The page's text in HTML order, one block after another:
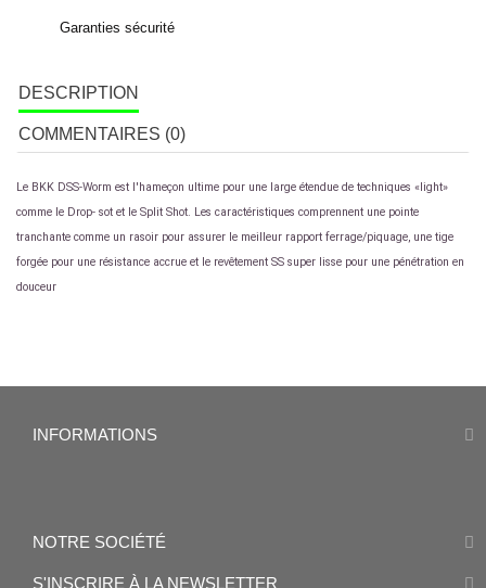
Garanties sécurité
DESCRIPTION
COMMENTAIRES (0)
Le BKK DSS-Worm est l'hameçon ultime pour une large étendue de techniques «light»
comme le Drop- sot et le Split Shot. Les caractéristiques comprennent une pointe
tranchante comme un rasoir pour assurer le meilleur rapport ferrage/piquage, une tige
forgée pour une résistance accrue et le revêtement SS super lisse pour une pénétration en
douceur
INFORMATIONS
NOTRE SOCIÉTÉ
S'INSCRIRE À LA NEWSLETTER